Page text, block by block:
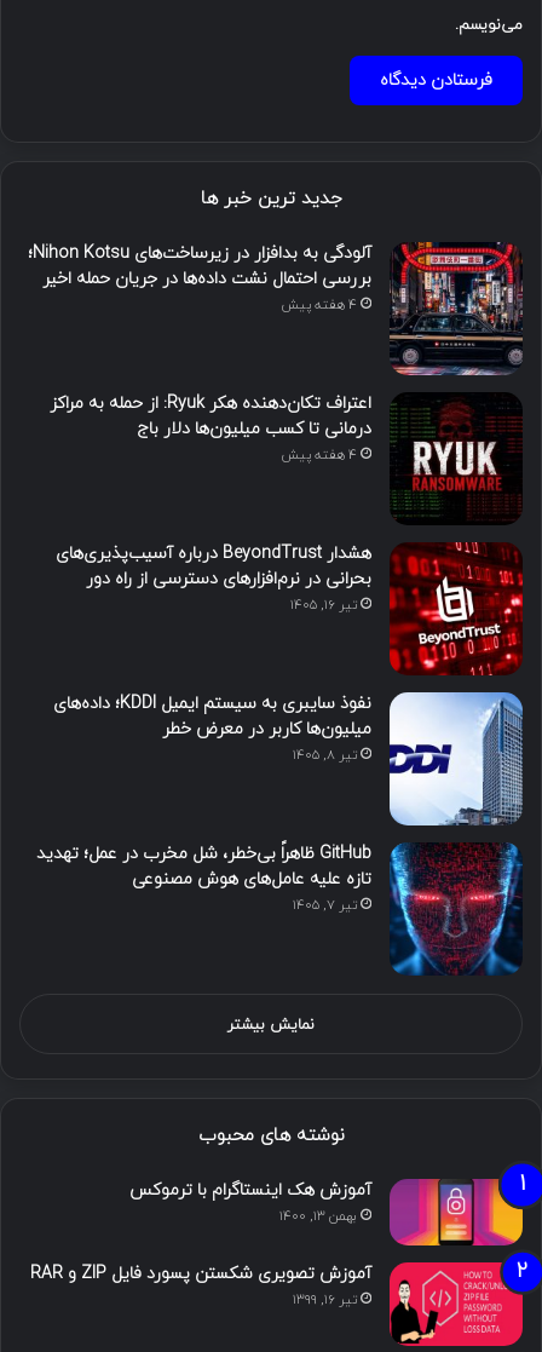
می‌نویسم.
جدید ترین خبر ها
آلودگی به بدافزار در زیرساخت‌های Nihon Kotsu؛
بررسی احتمال نشت داده‌ها در جریان حمله اخیر
4 هفته پیش
اعتراف تکان‌دهنده هکر Ryuk: از حمله به مراکز
درمانی تا کسب میلیون‌ها دلار باج
4 هفته پیش
هشدار BeyondTrust درباره آسیب‌پذیری‌های
بحرانی در نرم‌افزارهای دسترسی از راه دور
تیر ۱۶, ۱۴۰۵
نفوذ سایبری به سیستم ایمیل KDDI؛ داده‌های
میلیون‌ها کاربر در معرض خطر
تیر ۸, ۱۴۰۵
GitHub ظاهراً بی‌خطر، شل مخرب در عمل؛ تهدید
تازه علیه عامل‌های هوش مصنوعی
تیر ۷, ۱۴۰۵
نمایش بیشتر
نوشته های محبوب
آموزش هک اینستاگرام با ترموکس
بهمن ۱۳, ۱۴۰۰
آموزش تصویری شکستن پسورد فایل ZIP و RAR
تیر ۱۶, ۱۳۹۹